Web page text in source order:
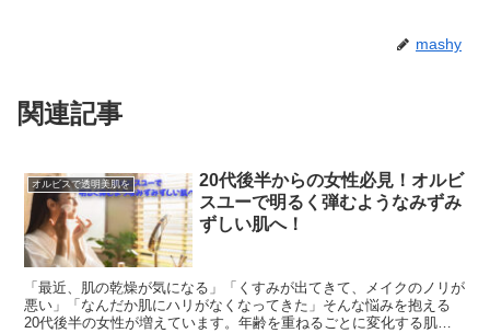
mashy
関連記事
オルビスで透明美肌を
20代後半からの女性必見！オルビ
スユーで明るく弾むようなみずみ
ずしい肌へ！
「最近、肌の乾燥が気になる」「くすみが出てきて、メイクのノリが
悪い」「なんだか肌にハリがなくなってきた」そんな悩みを抱える
20代後半の女性が増えています。年齢を重ねるごとに変化する肌に